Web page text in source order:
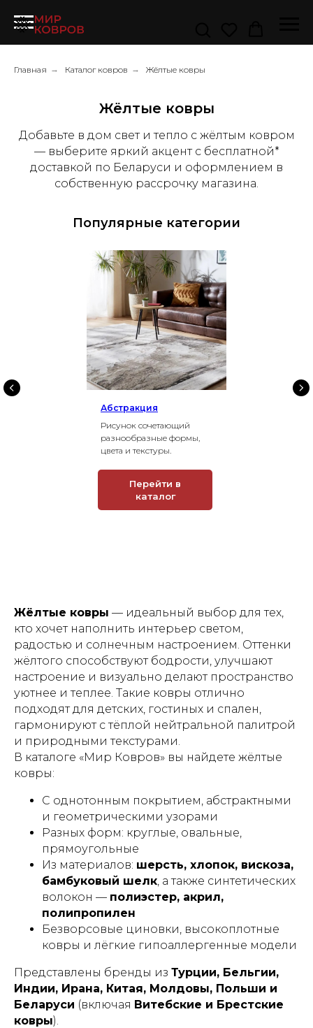
Главная → Каталог ковров → Жёлтые ковры
Жёлтые ковры
Добавьте в дом свет и тепло с жёлтым ковром
— выберите яркий акцент с бесплатной*
доставкой по Беларуси и оформлением в
собственную рассрочку магазина.
Популярные категории
Абстракция
Рисунок сочетающий
разнообразные формы,
цвета и текстуры.
Перейти в
каталог
Жёлтые ковры — идеальный выбор для тех,
кто хочет наполнить интерьер светом,
радостью и солнечным настроением. Оттенки
жёлтого способствуют бодрости, улучшают
настроение и визуально делают пространство
уютнее и теплее. Такие ковры отлично
подходят для детских, гостиных и спален,
гармонируют с тёплой нейтральной палитрой
и природными текстурами.
В каталоге «Мир Ковров» вы найдете жёлтые
ковры:
С однотонным покрытием, абстрактными
и геометрическими узорами
Разных форм: круглые, овальные,
прямоугольные
Из материалов: шерсть, хлопок, вискоза,
бамбуковый шелк , а также синтетических
волокон — полиэстер, акрил,
полипропилен
Безворсовые циновки, высокоплотные
ковры и лёгкие гипоаллергенные модели
Представлены бренды из Турции, Бельгии,
Индии, Ирана, Китая, Молдовы, Польши и
Беларуси (включая Витебские и Брестские
ковры).